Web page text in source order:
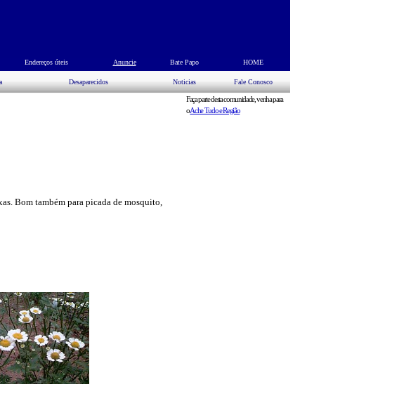
Endereços úteis Anuncie Bate Papo HOME
Desaparecidos Noticias Fale Conosco
Bom também para picada de mosquito,
Faça parte desta comunidade, venha para
oAche Tudo e Região